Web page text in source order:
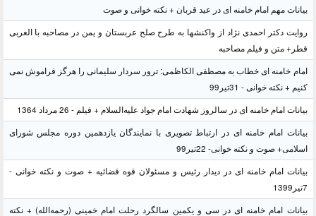
بیانات مهم امام خامنه ای در عید قربان + نکته خوانی و صوت
روایت دکتر احمدی نژاد از واکنشها به طرح صلح عربستان و یمن در مصاحبه با العربی
قطر+ متن و فیلم مصاحبه
امام خامنه ای خطاب به مصطفی الکاظمی: ترور سردار سلیمانی را هرگز فراموش نمی
کنیم + نکته خوانی - 31تیر99
بیانات امام خامنه ای در سالروز شهادت امام جواد علیه‌السلام + فیلم - 26 مرداد 1364
بیانات امام خامنه ای در ارتباط تصویری با نمایندگان یازدهمین دوره مجلس شورای
اسلامی+ صوت و نکته خوانی- 22تیر99
بیانات امام خامنه ای در دیدار رئیس و مسئولان قوه قضائیه + صوت و نکته خوانی -
7تیر1399
بیانات امام خامنه ای در سی و یکمین سالگرد رحلت امام خمینی (رحمه‌الله) + نکته